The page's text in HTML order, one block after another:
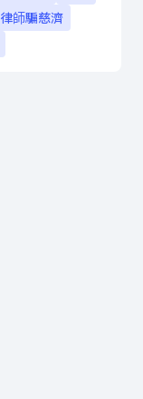
律師騙慈濟